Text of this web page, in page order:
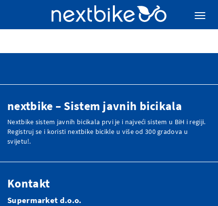
nextbike – Sistem javnih bicikala
Nextbike sistem javnih bicikala prvi je i najveći sistem u BiH i regiji.
Registruj se i koristi nextbike bicikle u više od 300 gradova u
svijetu!.
Kontakt
Supermarket d.o.o.